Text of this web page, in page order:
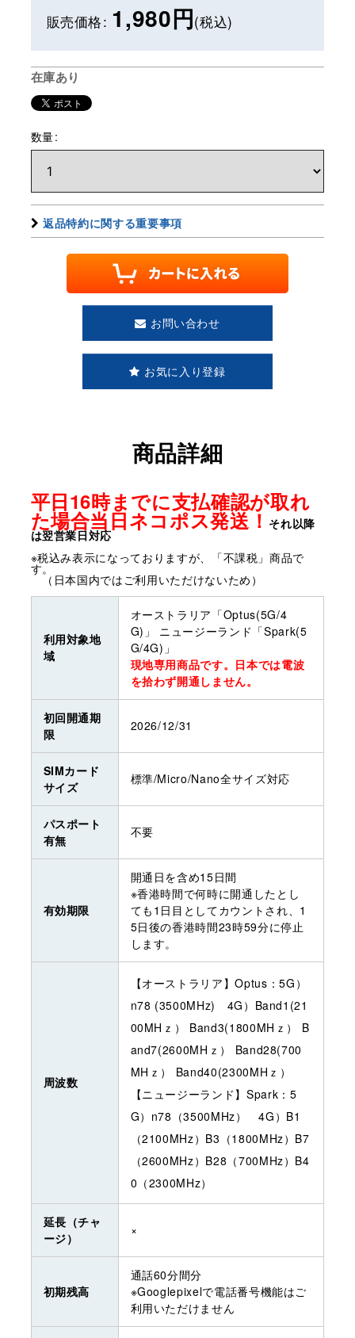
販売価格: 1,980円(税込)
在庫あり
数量:
返品特約に関する重要事項
お問い合わせ
お気に入り登録
商品詳細
平日16時までに支払確認が取れ
た場合当日ネコポス発送！ それ以降
は翌営業日対応
※税込み表示になっておりますが、「不課税」商品で
す。
（日本国内ではご利用いただけないため）
利用対象地
域
オーストラリア「Optus(5G/4
G)」 ニュージーランド「Spark(5
G/4G)」
現地専用商品です。日本では電波
を拾わず開通しません。
初回開通期
限
2026/12/31
SIMカード
サイズ
標準/Micro/Nano全サイズ対応
パスポート
有無
不要
有効期限
開通日を含め15日間
※香港時間で何時に開通したとし
ても1日目としてカウントされ、1
5日後の香港時間23時59分に停止
します。
周波数
【オーストラリア】Optus：5G）
n78 (3500MHz) 4G）Band1(21
00MHｚ） Band3(1800MHｚ） B
and7(2600MHｚ） Band28(700
MHｚ） Band40(2300MHｚ）
【ニュージーランド】Spark：5
G）n78（3500MHz） 4G）B1
（2100MHz）B3（1800MHz）B7
（2600MHz）B28（700MHz）B4
0（2300MHz）
延長（チャ
ージ）
×
初期残高
通話60分間分
※Googlepixelで電話番号機能はご
利用いただけません